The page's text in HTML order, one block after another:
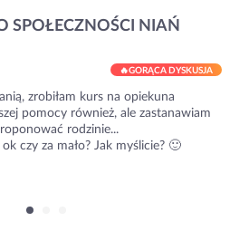
SPOŁECZNOŚCI NIAŃ
🔥GORĄCA DYSKUSJA
zrobiłam kurs na opiekuna
pomocy również, ale zastanawiam
rodzinie...
czy za mało? Jak myślicie? 🙂